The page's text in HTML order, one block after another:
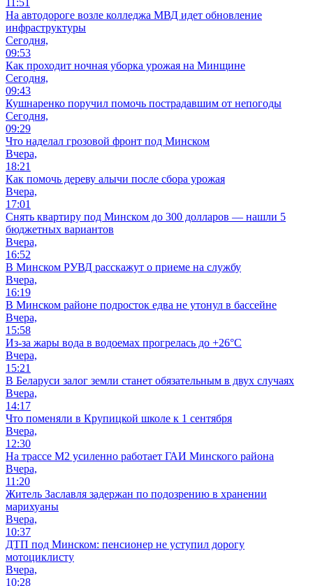
11:51
На автодороге возле колледжа МВД идет обновление
инфраструктуры
Сегодня,
09:53
Как проходит ночная уборка урожая на Минщине
Сегодня,
09:43
Кушнаренко поручил помочь пострадавшим от непогоды
Сегодня,
09:29
Что наделал грозовой фронт под Минском
Вчера,
18:21
Как помочь дереву алычи после сбора урожая
Вчера,
17:01
Снять квартиру под Минском до 300 долларов — нашли 5
бюджетных вариантов
Вчера,
16:52
В Минском РУВД расскажут о приеме на службу
Вчера,
16:19
В Минском районе подросток едва не утонул в бассейне
Вчера,
15:58
Из-за жары вода в водоемах прогрелась до +26°C
Вчера,
15:21
В Беларуси залог земли станет обязательным в двух случаях
Вчера,
14:17
Что поменяли в Крупицкой школе к 1 сентября
Вчера,
12:30
На трассе М2 усиленно работает ГАИ Минского района
Вчера,
11:20
Житель Заславля задержан по подозрению в хранении
марихуаны
Вчера,
10:37
ДТП под Минском: пенсионер не уступил дорогу
мотоциклисту
Вчера,
10:28